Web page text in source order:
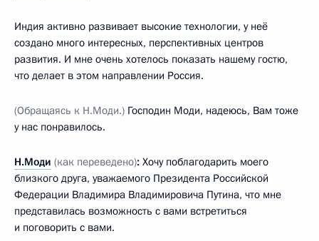
Индия активно развивает высокие технологии, у неё
создано много интересных, перспективных центров
развития. И мне очень хотелось показать нашему гостю,
что делает в этом направлении Россия.
(Обращаясь к Н.Моди.) Господин Моди, надеюсь, Вам тоже
у нас понравилось.
Н.Моди (как переведено): Хочу поблагодарить моего
близкого друга, уважаемого Президента Российской
Федерации Владимира Владимировича Путина, что мне
представилась возможность с вами встретиться
и поговорить с вами.